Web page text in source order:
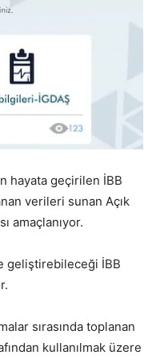
hayata geçirilen İBB
verileri sunan Açık
amaçlanıyor.
geliştirebileceği İBB
sırasında toplanan
kullanılmak üzere